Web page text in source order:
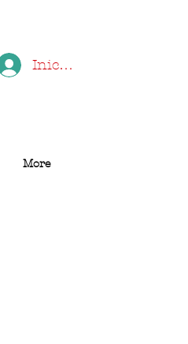
Iniciar sesión
More